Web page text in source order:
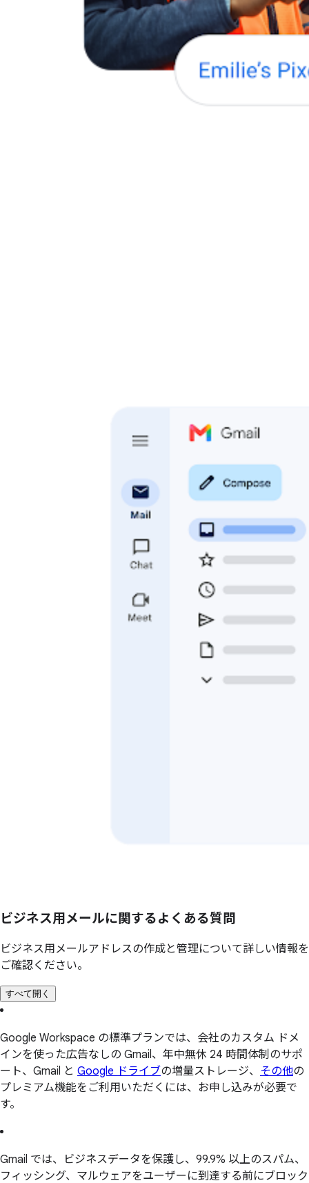
ビジネス用メールに関するよく ある質問
ビジネス用メールアドレスの作成と管理について詳しい情報を
ご確認ください。
すべて開く
Google Workspace の標準プランでは、会社のカスタム ドメ
インを使った広告なしの Gmail、年中無休 24 時間体制のサポ
ート、Gmail と Google ドライブの増量ストレージ、 その他の
プレミアム機能をご利用いただくには、お申し込みが必要で
す。
Gmail では、ビジネスデータを保護し、99.9% 以上のスパム、
フィッシング、マルウェアをユーザーに到達する前にブロック